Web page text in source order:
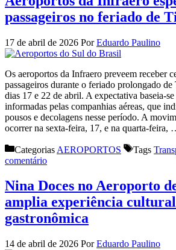
passageiros no feriado de
17 de abril de 2026 PorEduardo Paulino
Os aeroportos da Infraero preveem receber
passageiros durante o feriado prolongado de
dias 17 e 22 de abril. A expectativa baseia-
informadas pelas companhias aéreas, que
pousos e decolagens nesse período. A
ocorrer na sexta-feira, 17, e na quarta-feira,
Categorias AEROPORTOS Tags
comentário
Nina Doces no Aeroporto
amplia experiência
gastronômica
14 de abril de 2026 PorEduardo Paulino